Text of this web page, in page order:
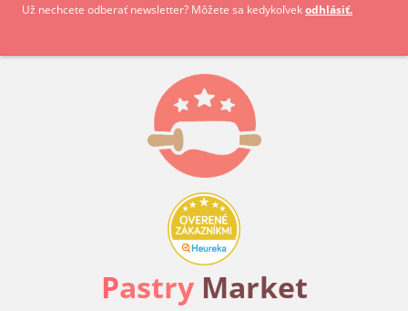
Už nechcete odberať newsletter? Môžete sa kedykoľvekodhlásiť.
Pastry Market